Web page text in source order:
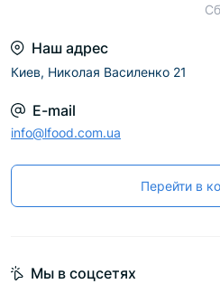
Наш адрес
Киев, Николая Василенко 21
E-mail
info@lfood.com.ua
Перейти в
Мы в соцсетях